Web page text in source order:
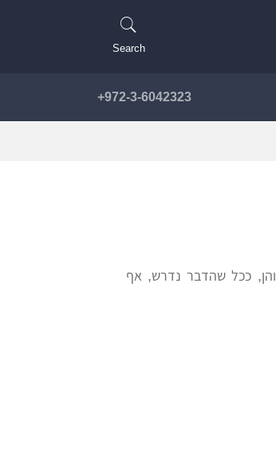
Search
972-3-6042323+
והן, ככל שהדבר נדרש, אף